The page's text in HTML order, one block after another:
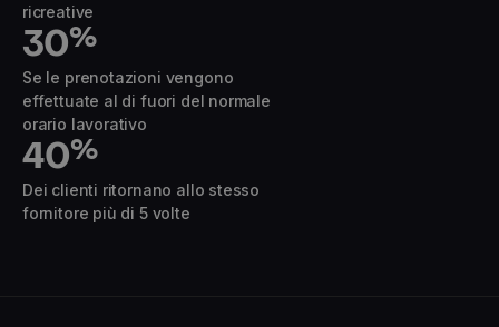
ricreative
30%
Se le prenotazioni vengono
effettuate al di fuori del normale
orario lavorativo
40%
Dei clienti ritornano allo stesso
fornitore più di 5 volte